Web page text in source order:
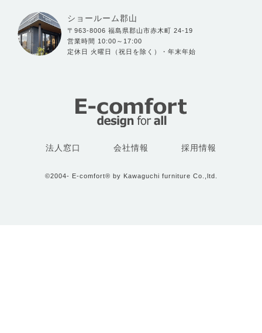
ショールーム郡山
〒963-8006 福島県郡山市赤木町 24-19
営業時間 10:00～17:00
定休日 火曜日（祝日を除く）・年末年始
法人窓口 会社情報 採用情報
©2004- E-comfort® by Kawaguchi furniture Co.,ltd.